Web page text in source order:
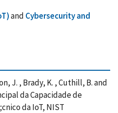
and Cybersecurity and
J. , Brady, K. , Cuthill, B. and
da Capacidade de
da IoT, NIST